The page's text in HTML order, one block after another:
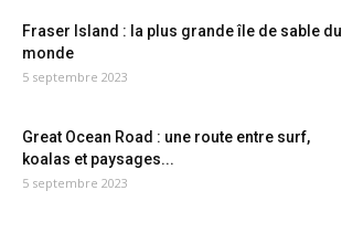
Fraser Island : la plus grande île de sable du
monde
5 septembre 2023
Great Ocean Road : une route entre surf,
koalas et paysages...
5 septembre 2023